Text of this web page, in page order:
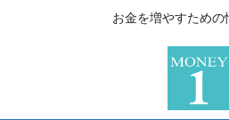
お金を増やすための